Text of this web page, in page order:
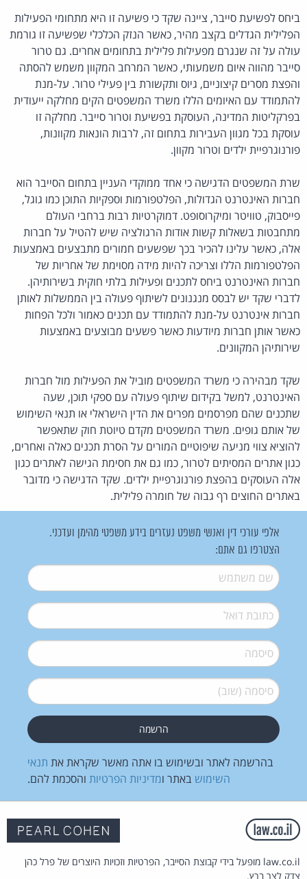
ביחס לפשיעת סייבר, ציינה שקד כי פשיעה זו היא מתחומי הפעילות
הפלילית הגדלים בקצב מהיר, כאשר הנזק הכלכלי שפשיעה זו גורמת
עולה על זה שנגרם מפעילות פלילית בתחומים אחרים. גם טרור
סייבר מהווה איום משמעותי, כאשר המרחב המקוון משמש להסתה
והפצת מסרים קיצוניים, גיוס ותקשורת בין פעילי טרור. על-מנת
להתמודד עם האיומים הללו משרד המשפטים הקים מחלקה ייעודית
בפרקליטות המדינה, העוסקת בפשיעת וטרור סייבר. מחלקה זו
עוסקת בכל מגוון העבירות בתחום זה, לרבות הונאות מקוונות,
פורנוגרפיית ילדים וטרור מקוון.
שרת המשפטים הדגישה כי אחד ממוקדי העניין בתחום הסייבר הוא
חברות האינטרנט הגדולות, הפלטפורמות וספקיות התוכן כמו גוגל,
פייסבוק, טוויטר ומיקרוסופט. דמוקרטיות רבות ברחבי העולם
מתחבטות בשאלות קשות אודות הרגולציה שיש להטיל על חברות
אלה, כאשר עלינו להכיר בכך שפשעים חמורים מתבצעים באמצעות
הפלטפורמות הללו וצריכה להיות מידה מסוימת של אחריות של
חברות האינטרנט ביחס לתכנים ופעילות בלתי חוקית בשירותיהן.
לדברי שקד יש לבסס מנגנונים לשיתוף פעולה בין הממשלות לאותן
חברות אינטרנט על-מנת להתמודד עם תכנים כאמור ולכל הפחות
כאשר אותן חברות מיודעות כאשר פשעים מבוצעים באמצעות
שירותיהן המקוונים.
שקד מבהירה כי משרד המשפטים מוביל את הפעילות מול חברות
האינטרנט, למשל בקידום שיתוף פעולה עם ספקי תוכן, שעה
שתכנים שהם מפרסמים מפרים את הדין הישראלי או תנאי השימוש
של אותם גופים. משרד המשפטים מקדם טיוטת חוק שתאפשר
להוציא צווי מניעה שיפוטיים המורים על הסרת תכנים כאלה ואחרים,
כגון אתרים המסיתים לטרור, כמו גם את חסימת הגישה לאתרים כגון
אלה העוסקים בהפצת פורנוגרפיית ילדים. שקד הדגישה כי מדובר
באתרים החוצים רף גבוה של חומרה פלילית.
אלפי עורכי דין ואנשי משפט נעזרים בידע משפטי מהימן ועדכני.
הצטרפו גם אתם:
שם משתמש*
דואל*
סיסמה*
סיסמה (שוב)*
בהרשמה לאתר ובשימוש בו אתה מאשר שקראת את תנאי
השימוש באתר ומדיניות הפרטיות והסכמת להם.
law.co.il מופעל בידי קבוצת הסייבר, הפרטיות וזכויות היוצרים של פרל כהן
צדק לצר ברץ.